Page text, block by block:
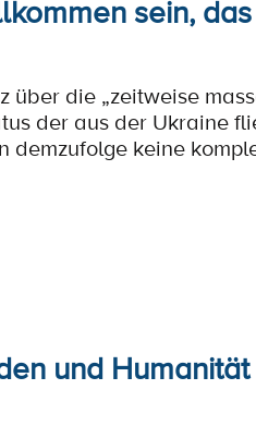
sein,
über die „zeitweise
der aus der Ukraine
demzufolge keine
und